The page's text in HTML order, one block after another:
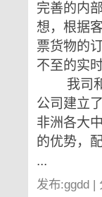
完善的内
想，根据
票货物的
不至的实
我司和
公司建立
非洲各大
的优势，
...
发布:ggdd |